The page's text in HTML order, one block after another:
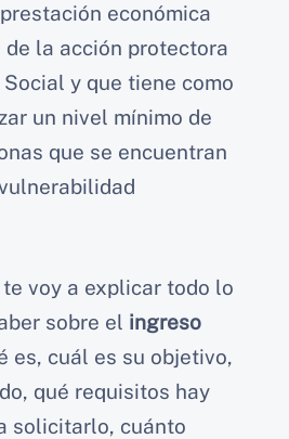
económica
la acción protectora
y que tiene como
un nivel mínimo de
que se encuentran
voy a explicar todo lo
sobre el ingreso
es, cuál es su objetivo,
qué requisitos hay
solicitarlo, cuánto